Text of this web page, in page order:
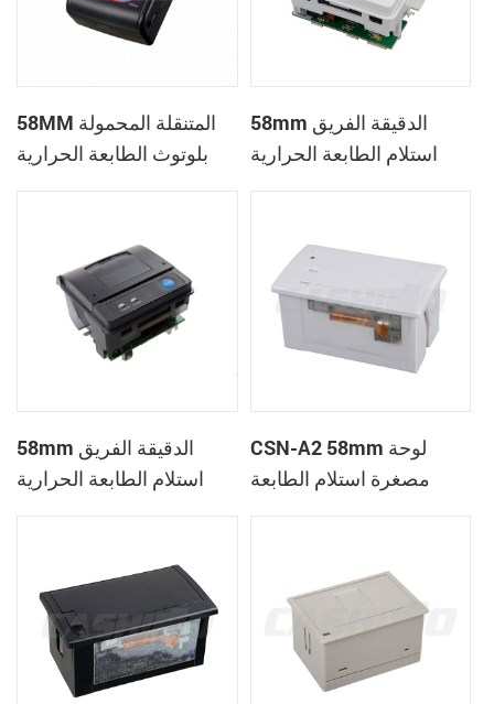
58MM المتنقلة المحمولة
بلوتوث الطابعة الحرارية
58mm الدقيقة الفريق
استلام الطابعة الحرارية
58mm الدقيقة الفريق
استلام الطابعة الحرارية
CSN-A2 58mm لوحة
مصغرة استلام الطابعة